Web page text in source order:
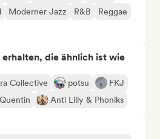
Moderner Jazz R&B
Reggae
die ähnlich ist wie
Collective potsu
FKJ
Anti Lilly & Phoniks